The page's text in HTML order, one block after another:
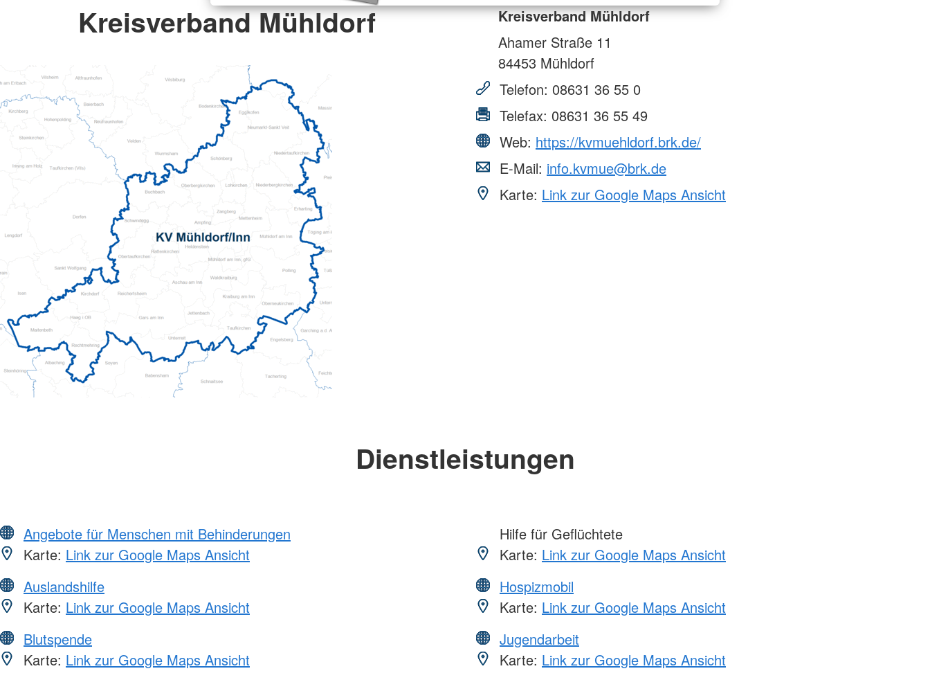
Kreisverband Mühldorf
Kreisverband Mühldorf
Ahamer Straße 11
84453 Mühldorf
Telefon: 08631 36 55 0
Telefax: 08631 36 55 49
Web: https://kvmuehldorf.brk.de/
E-Mail: info.kvmue@brk.de
Karte: Link zur Google Maps Ansicht
Dienstleistungen
Angebote für Menschen mit Behinderungen
Karte: Link zur Google Maps Ansicht
Auslandshilfe
Karte: Link zur Google Maps Ansicht
Blutspende
Karte: Link zur Google Maps Ansicht
Hilfe für Geflüchtete
Karte: Link zur Google Maps Ansicht
Hospizmobil
Karte: Link zur Google Maps Ansicht
Jugendarbeit
Karte: Link zur Google Maps Ansicht